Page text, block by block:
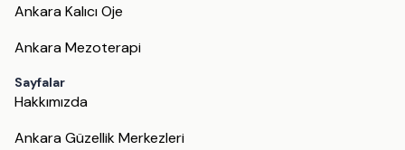
Ankara Kalıcı Oje
Ankara Mezoterapi
Sayfalar
Hakkımızda
Ankara Güzellik Merkezleri